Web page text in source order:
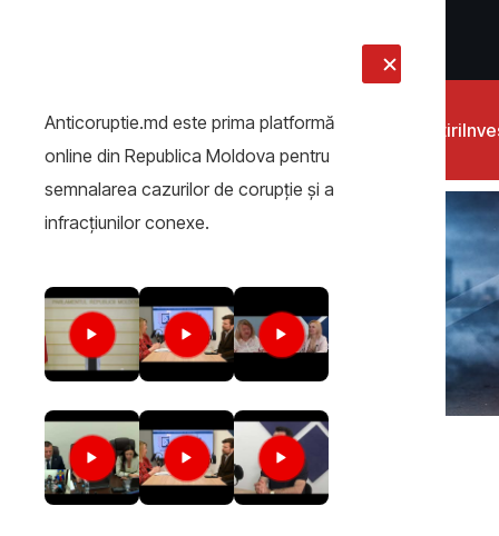
Știri
Anticoruptie.md este prima platformă
online din Republica Moldova pentru
semnalarea cazurilor de corupţie şi a
infracţiunilor conexe.